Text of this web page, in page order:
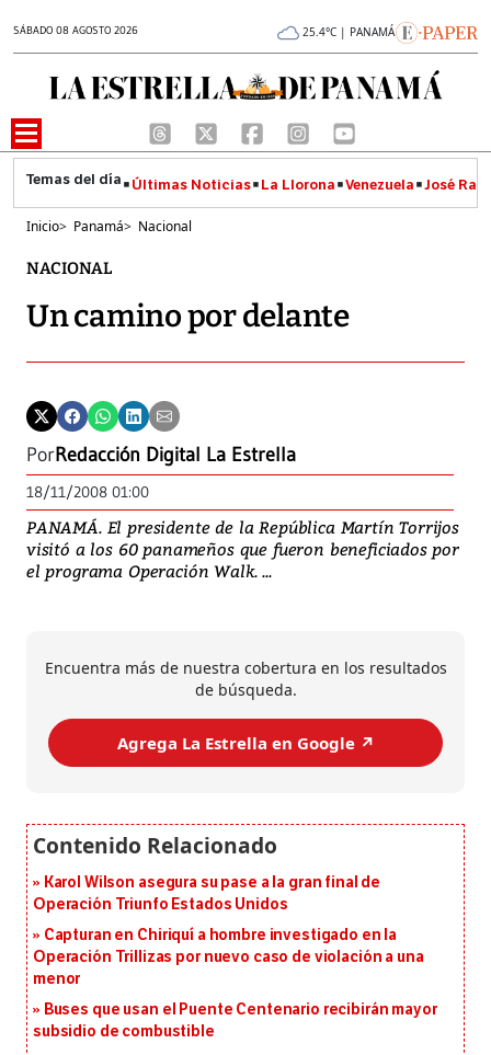
SÁBADO 08 AGOSTO 2026 25.4°C | PANAMÁ
Últimas Noticias La Llorona Venezuela José
Inicio> Panamá> Nacional
NACIONAL
Un camino por delante
PorRedacción Digital La Estrella
18/11/2008 01:00
PANAMÁ. El presidente de la República Martín Torrijos
visitó a los 60 panameños que fueron beneficiados por
el programa Operación Walk. ...
Encuentra más de nuestra cobertura en los resultados
de búsqueda.
Agrega La Estrella en Google ↗️
Karol Wilson asegura su pase a la gran final de
Operación Triunfo Estados Unidos
Capturan en Chiriquí a hombre investigado en la
Operación Trillizas por nuevo caso de violación a una
menor
Buses que usan el Puente Centenario recibirán mayor
subsidio de combustible